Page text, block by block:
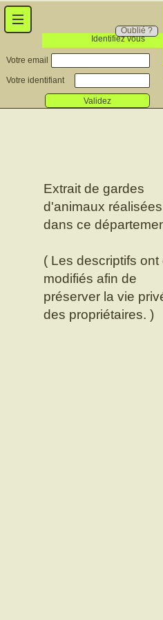
Identifiez vous
Oublié ?
Votre email
Votre identifiant
Validez
Extrait de gardes
d'animaux réalisées
dans ce
( Les descriptifs ont
modifiés afin de
préserver la vie
des propriétaires. )